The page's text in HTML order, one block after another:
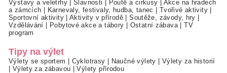
Výstavy a veletrhy|Slavnosti Poutě a cirkusy
Akce na hradech
a zámcích
Karnevaly, festivaly, hudba, tanec Tvořivé aktivity
Sportovní aktivity|Aktivity v přírodě |Soutěže, závody, hry
Vzdělávání
Pobytové akce a tábory Ostatní zábava |TV
program
Tipy na výlet
Výlety se sportem Cyklotrasy Naučné výlety
Výlety za historií
Výlety za zábavou |Výlety přírodou